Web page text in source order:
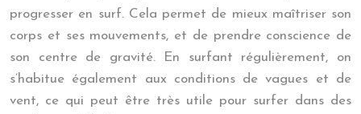
progresser en surf. Cela permet de mieux maîtriser son
corps et ses mouvements, et de prendre conscience de
son centre de gravité. En surfant régulièrement, on
s’habitue également aux conditions de vagues et de
vent, ce qui peut être très utile pour surfer dans des